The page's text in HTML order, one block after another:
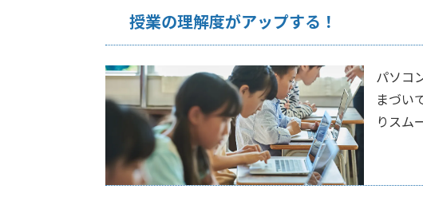
授業の理解度がアップする！
パソコ
まづい
りスム